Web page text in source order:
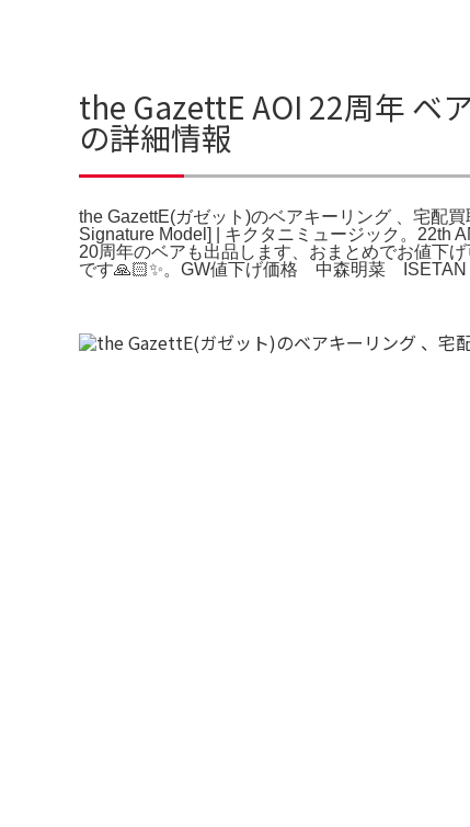
the GazettE AOI 22周年 ベ
の詳細情報
the GazettE(ガゼット)のベアキーリング 、宅配
Signature Model] | キクタニミュージック。22th
20周年のベアも出品します、おまとめでお値下
です🙏🏻✨。GW値下げ価格 中森明菜